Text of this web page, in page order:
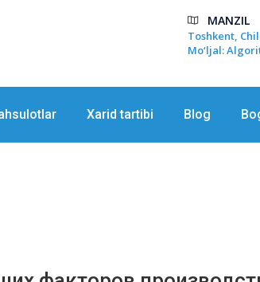
MANZIL
Toshkent,
Mo‘ljal:
Xarid tartibi Blog